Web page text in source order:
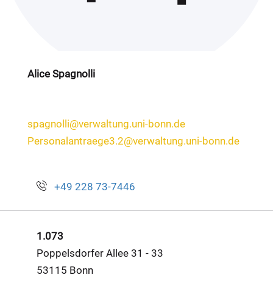
Alice Spagnolli
spagnolli@verwaltung.uni-bonn.de
Personalantraege3.2@verwaltung.uni-bonn.de
+49 228 73-7446
1.073
Poppelsdorfer Allee 31 - 33
53115 Bonn